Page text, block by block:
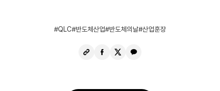
QLC 반도체산업 반도체의날 산업훈장
URL
페
X
카